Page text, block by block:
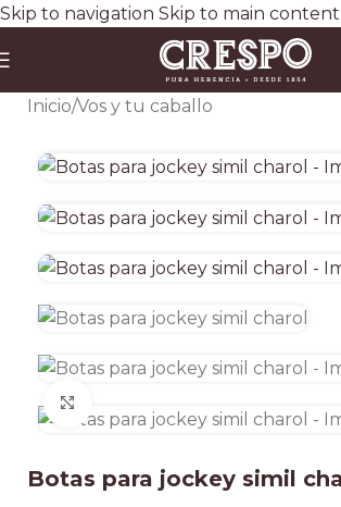
Skip to navigation Skip to main content
Envío gratis a todo el país en compras superiores a $90.000
válido en herraduras y clavos)
3 y 6 cuotas sin interés
Descuento ESPECIAL por transferencia
Inicio/Vos y tu caballo
Botas para jockey simil